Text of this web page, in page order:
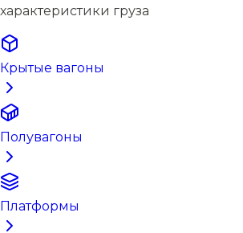
характеристики груза
Крытые вагоны
Полувагоны
Платформы